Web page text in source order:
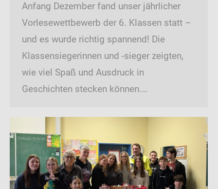
Anfang Dezember fand unser jährlicher
Vorlesewettbewerb der 6. Klassen statt –
und es wurde richtig spannend! Die
Klassensiegerinnen und -sieger zeigten,
wie viel Spaß und Ausdruck in
Geschichten stecken können.…